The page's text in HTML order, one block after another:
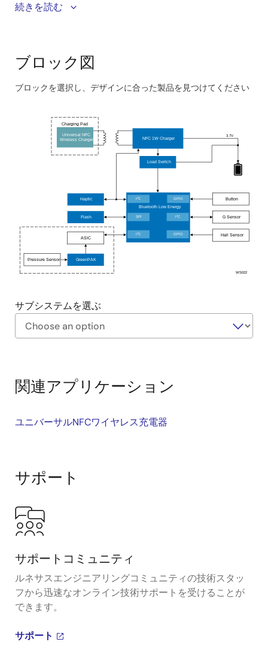
続きを読む
ブロック図
ブロックを選択し、デザインに合った製品を見つけてください
interactive
diagram
WS022
Haptic
Flash
ASIC
Pressure Sensor
Charging Pad
3.7V
NFC 1W Charger
Load Switch
Button
G Sensor
Hall Sensor
Universal NFC
Wireless Charger
GreenPAK
Bluetooth Low Energy
I2C GPIO
SPI I2C
I2C GPIO
サブシステムを選ぶ
Diagram
関連アプリケーション
ユニバーサルNFCワイヤレス充電器
サポート
サポートコミュニティ
ルネサスエンジニアリングコミュニティの技術スタッ
フから迅速なオンライン技術サポートを受けることが
できます。
サポート